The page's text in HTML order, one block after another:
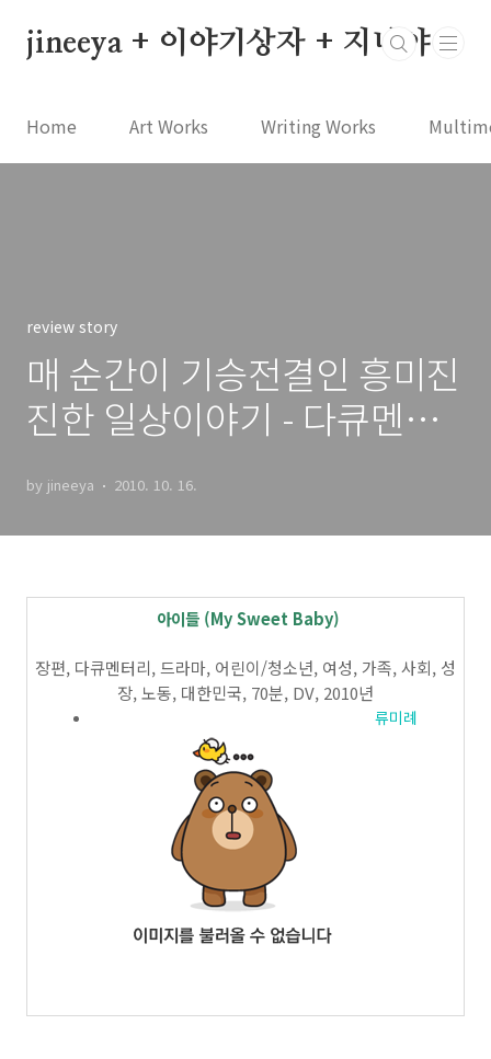
jineeya + 이야기상자 + 지니야
Home Art Works Writing Works
review story
매 순간이 기승전결인 흥미진
진한 일상이야기 - 다큐멘터
by jineeya 2010. 10. 16.
아이들 (My Sweet Baby)
장편, 다큐멘터리, 드라마, 어린이/청소년, 여성, 가족, 사회, 성
장, 노동, 대한민국, 70분, DV, 2010년
류미례